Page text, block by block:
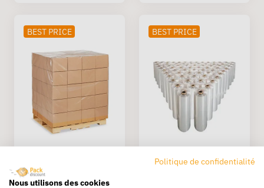
BEST PRICE BEST PRICE
Politique de confidentialité
Nous utilisons des cookies